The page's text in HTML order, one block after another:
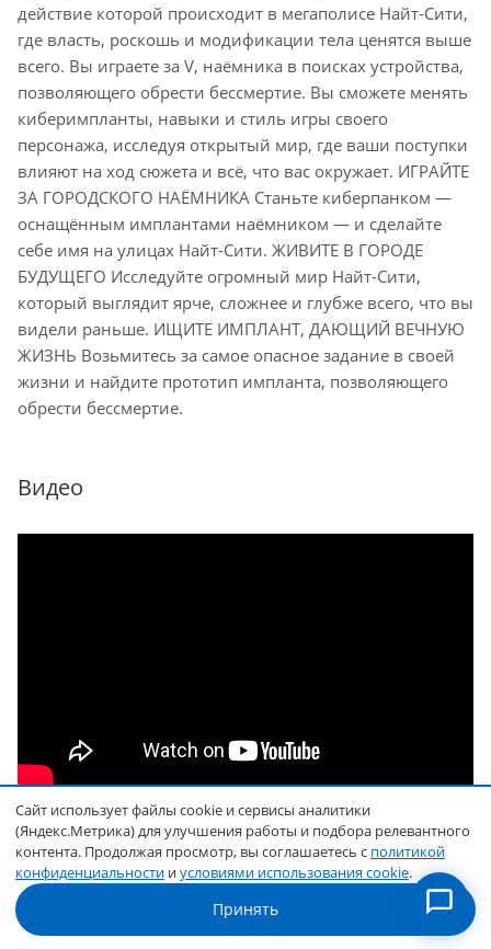
действие которой происходит в мегаполисе Найт-Сити,
где власть, роскошь и модификации тела ценятся выше
всего. Вы играете за V, наёмника в поисках устройства,
позволяющего обрести бессмертие. Вы сможете менять
киберимпланты, навыки и стиль игры своего
персонажа, исследуя открытый мир, где ваши поступки
влияют на ход сюжета и всё, что вас окружает. ИГРАЙТЕ
ЗА ГОРОДСКОГО НАЁМНИКА Станьте киберпанком —
оснащённым имплантами наёмником — и сделайте
себе имя на улицах Найт-Сити. ЖИВИТЕ В ГОРОДЕ
БУДУЩЕГО Исследуйте огромный мир Найт-Сити,
который выглядит ярче, сложнее и глубже всего, что вы
видели раньше. ИЩИТЕ ИМПЛАНТ, ДАЮЩИЙ ВЕЧНУЮ
ЖИЗНЬ Возьмитесь за самое опасное задание в своей
жизни и найдите прототип импланта, позволяющего
обрести бессмертие.
Видео
Отзывы
Сайт использует файлы cookie и сервисы аналитики
(Яндекс.Метрика) для улучшения работы и подбора релевантного
контента. Продолжая просмотр, вы соглашаетесь с политикой
конфиденциальности иусловиями использования cookie.
Принять